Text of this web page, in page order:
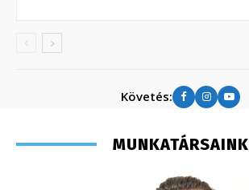
Követés:
MUNKATÁRSAINK